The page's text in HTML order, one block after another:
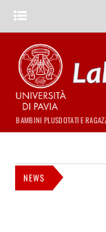
BAMBINI PLUSDOTATI E
NEWS